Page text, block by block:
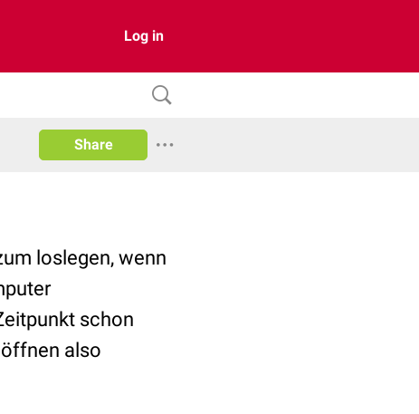
Log in
Share
loslegen, wenn
schon
also